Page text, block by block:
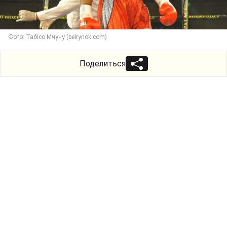
Фото: Табісо Мчуну (belrynok.com)
Поделиться